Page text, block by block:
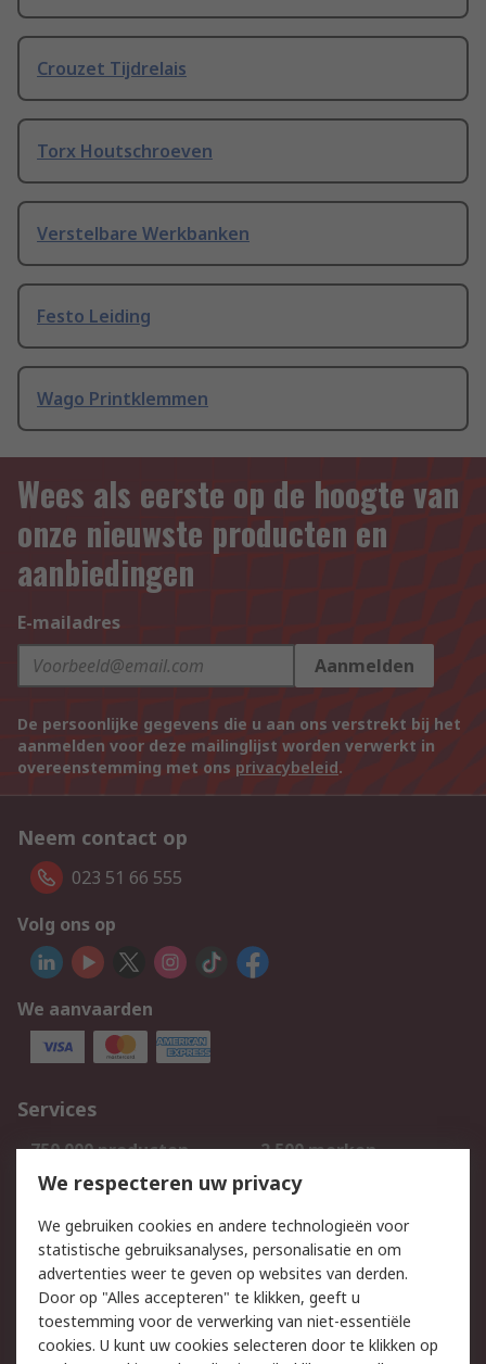
Crouzet Tijdrelais
Torx Houtschroeven
Verstelbare Werkbanken
Festo Leiding
Wago Printklemmen
Wees als eerste op de hoogte van
onze nieuwste producten en
aanbiedingen
E-mailadres
Aanmelden
De persoonlijke gegevens die u aan ons verstrekt bij het
aanmelden voor deze mailinglijst worden verwerkt in
overeenstemming met ons privacybeleid.
Neem contact op
023 51 66 555
Volg ons op
We aanvaarden
Services
750.000 producten
2.500 merken
Bestellen
Inkoopoplossingen
Track & Trace
Wettelijk
Cookiebeleid
Email veiligheid
We respecteren uw privacy
We gebruiken cookies en andere technologieën voor
statistische gebruiksanalyses, personalisatie en om
advertenties weer te geven op websites van derden.
Door op "Alles accepteren" te klikken, geeft u
toestemming voor de verwerking van niet-essentiële
cookies. U kunt uw cookies selecteren door te klikken op